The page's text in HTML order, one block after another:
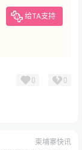
给TA支持
0 0
柬埔寨快讯